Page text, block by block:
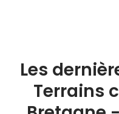
Les
Terrains